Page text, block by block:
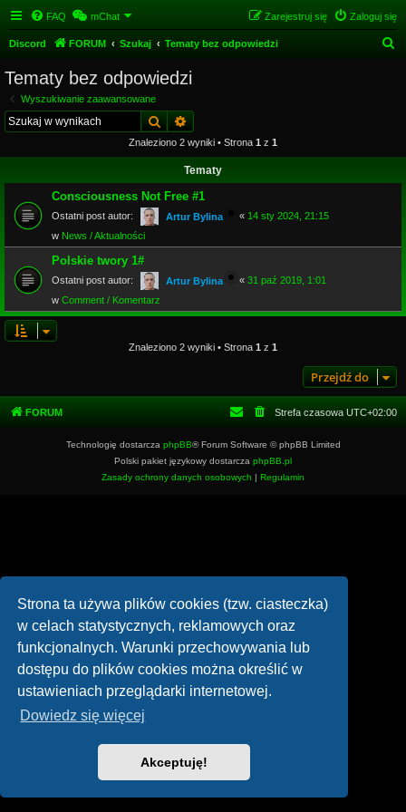
Strona ta używa plików cookies (tzw. ciasteczka)
w celach statystycznych, reklamowych oraz
funkcjonalnych. Warunki przechowywania lub
dostępu do plików cookies można określić w
ustawieniach przeglądarki internetowej.
Dowiedz się więcej
Akceptuję!
FAQ mChat Zaloguj się
Zarejestruj się
Discord FORUM Szukaj Tematy bez odpowiedzi
Tematy bez odpowiedzi
Wyszukiwanie zaawansowane
Szukaj
Znaleziono 2 wyniki • Strona 1 z 1
Tematy
Consciousness Not Free #1
Ostatni post autor: Artur Bylina « 14 sty 2024, 21:15
w News / Aktualności
Polskie twory 1#
Ostatni post autor: Artur Bylina « 31 paź 2019, 1:01
w Comment / Komentarz
Znaleziono 2 wyniki • Strona 1 z 1
Przejdź do
FORUM Strefa czasowa UTC+02:00
Technologię dostarcza phpBB® Forum Software © phpBB Limited
Polski pakiet językowy dostarcza phpBB.pl
Zasady ochrony danych osobowych | Regulamin